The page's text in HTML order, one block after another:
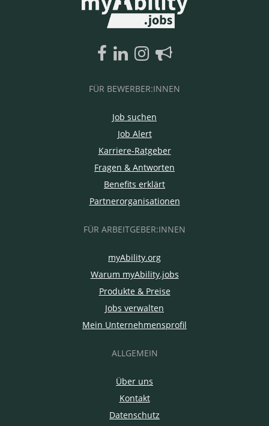
FÜR BEWERBER:INNEN
Job suchen
Job Alert
Karriere-Ratgeber
Fragen & Antworten
Benefits erklärt
Partnerorganisationen
FÜR ARBEITGEBER:INNEN
myAbility.org
Warum myAbility.jobs
Produkte & Preise
Jobs verwalten
Mein Unternehmensprofil
ALLGEMEIN
Über uns
Kontakt
Datenschutz